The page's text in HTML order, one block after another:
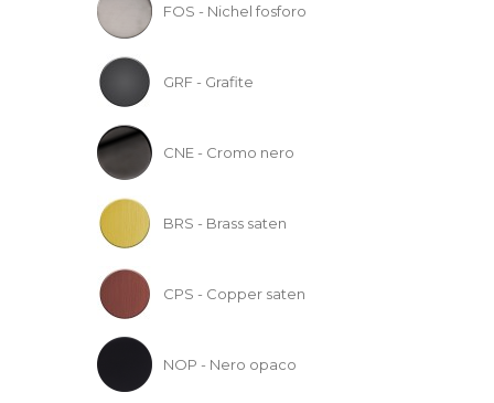
FOS - Nichel fosforo
GRF - Grafite
CNE - Cromo nero
BRS - Brass saten
CPS - Copper saten
NOP - Nero opaco